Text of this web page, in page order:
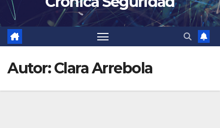
Autor:Clara Arrebola